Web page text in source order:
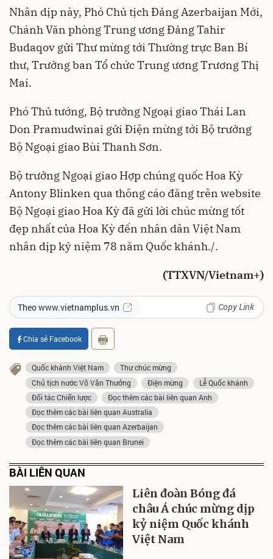
Nhân dịp này, Phó Chủ tịch Đảng Azerbaijan Mới,
Chánh Văn phòng Trung ương Đảng Tahir
Budaqov gửi Thư mừng tới Thường trực Ban Bí
thư, Trưởng ban Tổ chức Trung ương Trương Thị
Mai.
Phó Thủ tướng, Bộ trưởng Ngoại giao Thái Lan
Don Pramudwinai gửi Điện mừng tới Bộ trưởng
Bộ Ngoại giao Bùi Thanh Sơn.
Bộ trưởng Ngoại giao Hợp chúng quốc Hoa Kỳ
Antony Blinken qua thông cáo đăng trên website
Bộ Ngoại giao Hoa Kỳ đã gửi lời chúc mừng tốt
đẹp nhất của Hoa Kỳ đến nhân dân Việt Nam
nhân dịp kỷ niệm 78 năm Quốc khánh./.
(TTXVN/Vietnam+)
Theo www.vietnamplus.vn Copy Link
Chia sẻ Facebook
Quốc khánh Việt Nam
Thư chúc mừng
Chủ tịch nước Võ Văn Thưởng
Điện mừng
Lễ Quốc khánh
Đối tác Chiến lược
Đọc thêm các bài liên quan Anh
Đọc thêm các bài liên quan Australia
Đọc thêm các bài liên quan Azerbaijan
Đọc thêm các bài liên quan Brunei
BÀI LIÊN QUAN
Liên đoàn Bóng đá
châu Á chúc mừng dịp
kỷ niệm Quốc khánh
Việt Nam